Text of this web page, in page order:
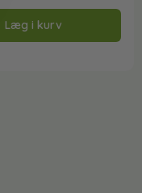
Læg i kurv